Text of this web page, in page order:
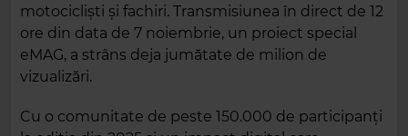
motocicliști și fachiri. Transmisiunea în direct de 12
ore din data de 7 noiembrie, un proiect special
eMAG, a strâns deja jumătate de milion de
vizualizări.
Cu o comunitate de peste 150.000 de participanți